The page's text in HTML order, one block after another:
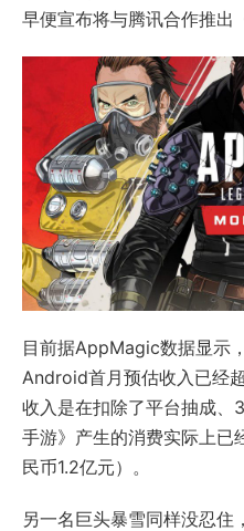
早便宣布将与腾讯合作推出
目前据AppMagic数据显示
Android首月预估收入已经
收入是在扣除了平台抽成、
手游》产生的消费实际上已
民币1.2亿元）。
另一名巨头暴雪同样没忍住